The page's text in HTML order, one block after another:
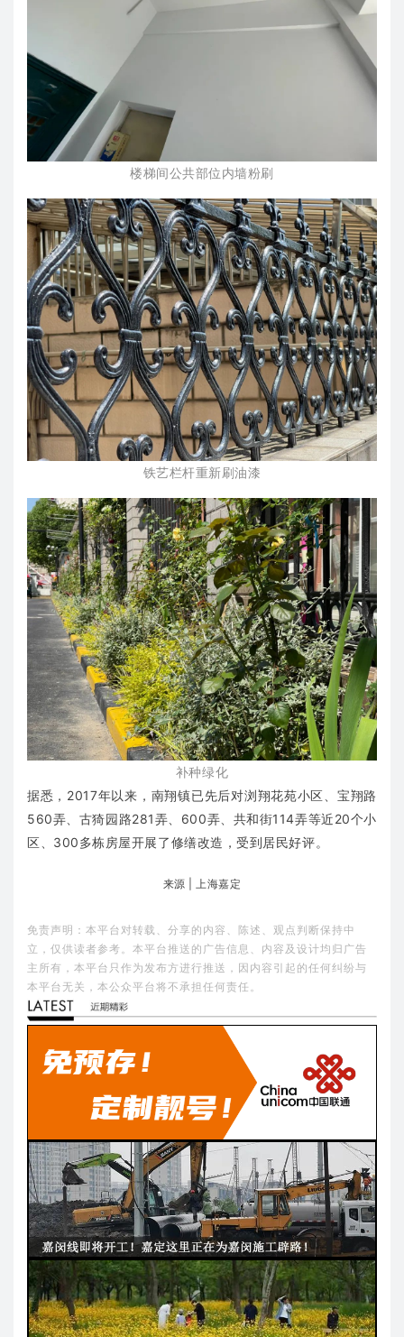
楼梯间公共部位内墙粉刷
铁艺栏杆重新刷油漆
补种绿化
据悉，2017年以来，南翔镇已先后对浏翔花苑小区、宝翔路
560弄、古猗园路281弄、600弄、共和街114弄等近20个小
区、300多栋房屋开展了修缮改造，受到居民好评。
来源 | 上海嘉定
免责声明：本平台对转载、分享的内容、陈述、观点判断保持中
立，仅供读者参考。本平台推送的广告信息、内容及设计均归广告
主所有，本平台只作为发布方进行推送，因内容引起的任何纠纷与
本平台无关，本公众平台将不承担任何责任。